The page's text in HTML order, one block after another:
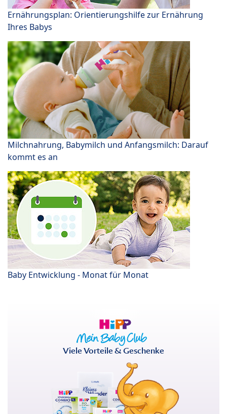
Ernährungsplan: Orientierungshilfe zur Ernährung
Ihres Babys
Milchnahrung, Babymilch und Anfangsmilch: Darauf
kommt es an
Baby Entwicklung - Monat für Monat
Viele Vorteile & Geschenke